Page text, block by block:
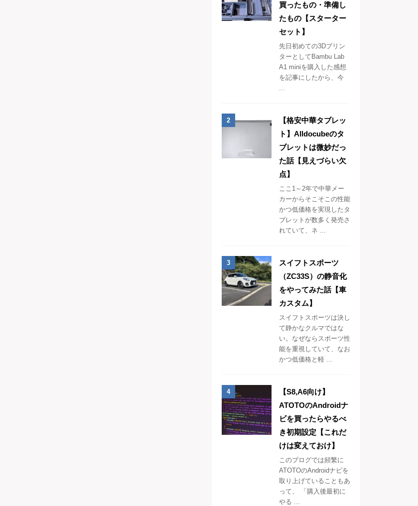
買ったもの・準備し
たもの【スターター
セット】
先日初めての3Dプリン
ターとしてBambu Lab
A1 miniを購入した感想
を記事にしたから、今
...
【格安中華タブレッ
ト】Alldocubeのタ
ブレットは微妙だっ
た話【見えづらい欠
点】
ここ1～2年で中華メー
カーからそこそこの性能
かつ低価格を実現したタ
ブレットが数多く発売さ
れていて、ネ ...
スイフトスポーツ
（ZC33S）の静音化
をやってみた話【車
カスタム】
スイフトスポーツは決し
て静かなクルマではな
い。なぜならスポーツ性
能を重視していて、なお
かつ低価格と軽 ...
【S8,A6向け】
ATOTOのAndroidナ
ビを買ったらやるべ
き初期設定【これだ
けは変えておけ】
このブログでは頻繁に
ATOTOのAndroidナビを
取り上げていることもあ
って、 「購入後最初に
やる ...